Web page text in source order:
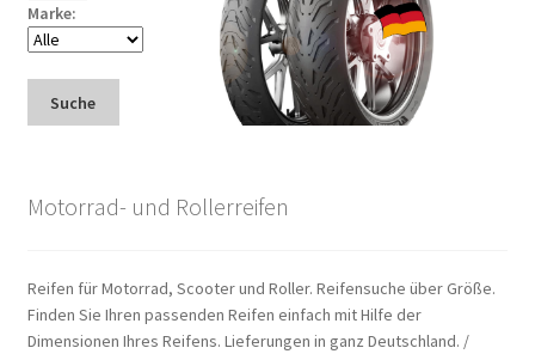
Marke:
Suche
Motorrad- und Rollerreifen
Reifen für Motorrad, Scooter und Roller. Reifensuche über Größe.
Finden Sie Ihren passenden Reifen einfach mit Hilfe der
Dimensionen Ihres Reifens. Lieferungen in ganz Deutschland. /